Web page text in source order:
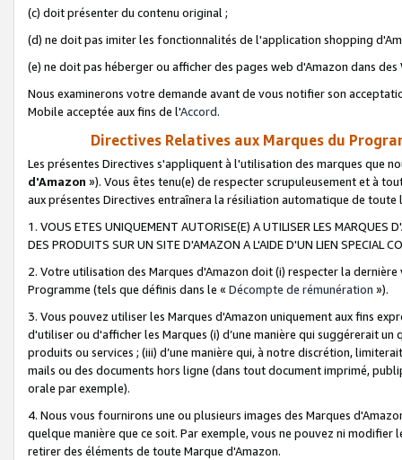
(c) doit présenter du contenu original ;
(d) ne doit pas imiter les fonctionnalités de l'application shopping
(e) ne doit pas héberger ou afficher des pages web d'Amazon dans
Nous examinerons votre demande avant de vous notifier son
Mobile acceptée aux fins de l'Accord.
Directives Relatives aux Marques du
Les présentes Directives s'appliquent à l'utilisation des marques que
d'Amazon »). Vous êtes tenu(e) de respecter scrupuleusement et à
aux présentes Directives entraînera la résiliation automatique de
1. VOUS ETES UNIQUEMENT AUTORISE(E) A UTILISER LES MARQUES
DES PRODUITS SUR UN SITE D'AMAZON A L'AIDE D'UN LIEN SPECIAL
2. Votre utilisation des Marques d'Amazon doit (i) respecter la
Programme (tels que définis dans le « Décompte de rémunération »).
3. Vous pouvez utiliser les Marques d'Amazon uniquement aux fins
d'utiliser ou d'afficher les Marques (i) d’une manière qui suggérerait
produits ou services ; (iii) d’une manière qui, à notre discrétion,
mails ou des documents hors ligne (dans tout document imprimé,
orale par exemple).
4. Nous vous fournirons une ou plusieurs images des Marques
quelque manière que ce soit. Par exemple, vous ne pouvez ni
retirer des éléments de toute Marque d'Amazon.